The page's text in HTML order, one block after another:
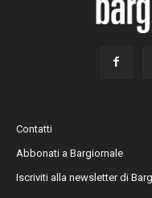
Contatti
Abbonati a Bargiornale
Iscriviti alla newsletter di